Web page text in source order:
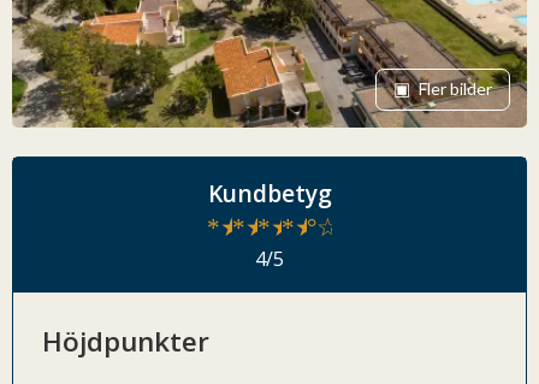
Fler bilder
Kundbetyg
★★★★☆
4/5
Höjdpunkter